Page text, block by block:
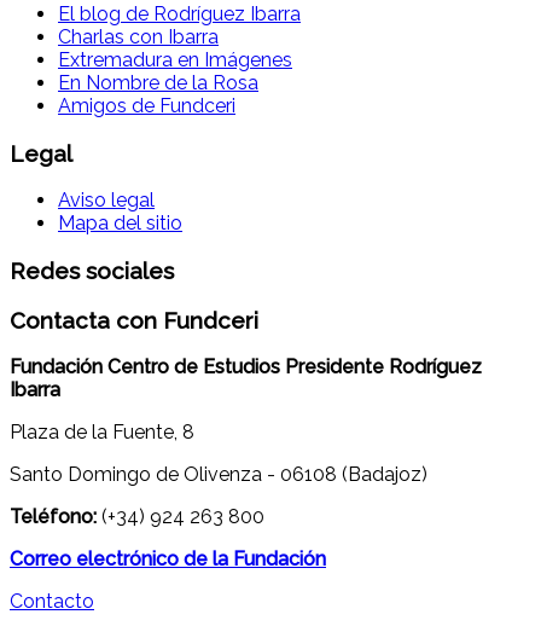
El blog de Rodríguez Ibarra
Charlas con Ibarra
Extremadura en Imágenes
En Nombre de la Rosa
Amigos de Fundceri
Legal
Aviso legal
Mapa del sitio
Redes sociales
Contacta con Fundceri
Fundación Centro de Estudios Presidente Rodríguez
Ibarra
Plaza de la Fuente, 8
Santo Domingo de Olivenza - 06108 (Badajoz)
Teléfono: (+34) 924 263 800
Correo electrónico de la Fundación
Contacto